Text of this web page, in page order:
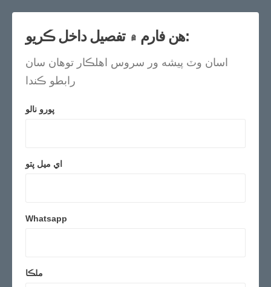
هن فارم ۾ تفصيل داخل ڪريو:
اسان وٽ پيشه ور سروس اهلڪار توهان سان
رابطو ڪندا
پورو نالو
اي ميل پتو
Whatsapp
ملڪا